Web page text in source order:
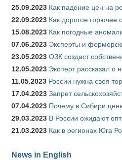
25.09.2023 Как падение цен на
22.09.2023 Как дорогое горючее
15.08.2023 Как погодные
07.06.2023 Эксперты и
23.05.2023 ОЗК создаст
12.05.2023 Эксперт рассказал о
11.05.2023 России нужна своя
17.04.2023 Запрет
07.04.2023 Почему в Сибири
29.03.2023 В России ожидают
21.03.2023 Как в регионах Юга
News in English